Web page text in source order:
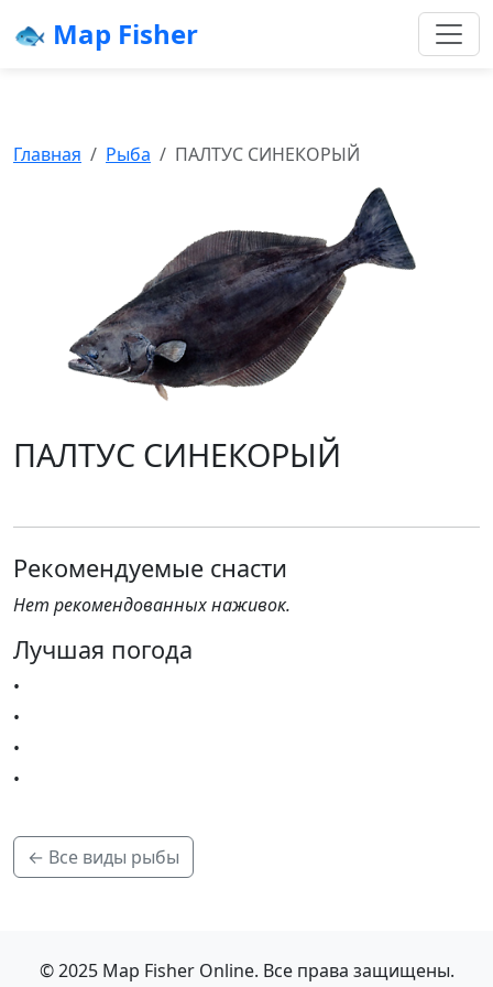
🐟 Map Fisher
Главная Рыба ПАЛТУС СИНЕКОРЫЙ
ПАЛТУС СИНЕКОРЫЙ
Рекомендуемые снасти
Нет рекомендованных наживок.
Лучшая погода
•
•
•
•
← Все виды рыбы
© 2025 Map Fisher Online. Все права защищены.